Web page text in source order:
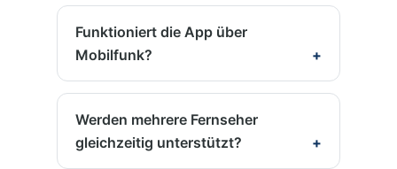
Funktioniert die App über
Mobilfunk?
Werden mehrere Fernseher
gleichzeitig unterstützt?